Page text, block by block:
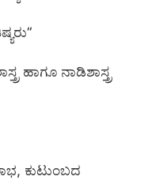
ಹಾಗೂ ನಾಡಿಶಾಸ್ತ್ರ
ಕುಟುಂಬದ